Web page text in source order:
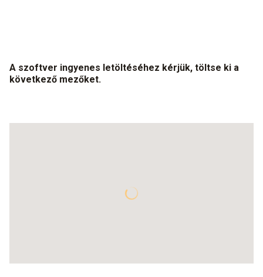
A szoftver ingyenes letöltéséhez kérjük, töltse ki a
következő mezőket.